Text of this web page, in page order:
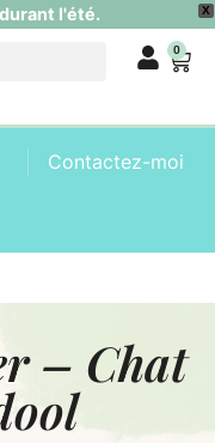
X
l'été.
0
Contactez-moi
– Chat